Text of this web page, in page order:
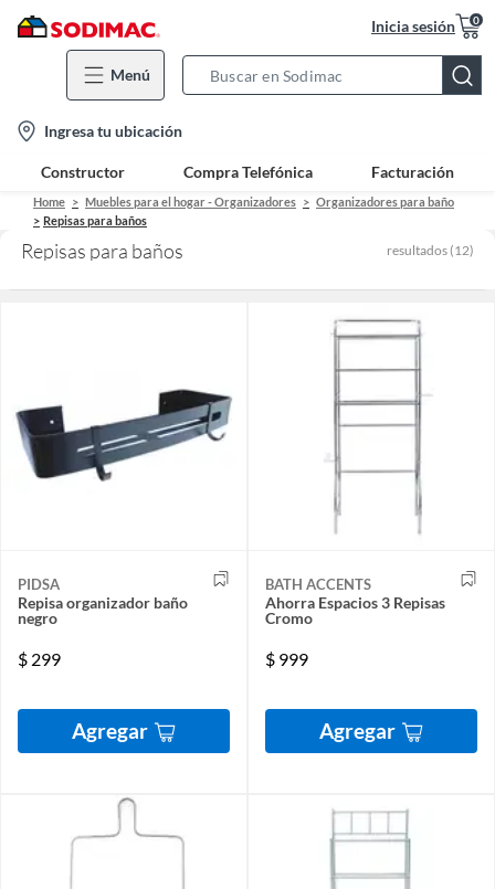
Inicia sesión 0
Menú
Bar
location-
icon
Ingresa tu ubicación
Constructor Compra Telefónica Facturación
Home Muebles para el hogar - Organizadores
Organizadores para baño
Repisas para baños
Repisas para baños resultados (12)
PIDSA
Repisa organizador baño
negro
$ 299
Agregar
BATH ACCENTS
Ahorra Espacios 3 Repisas
Cromo
$ 999
Agregar